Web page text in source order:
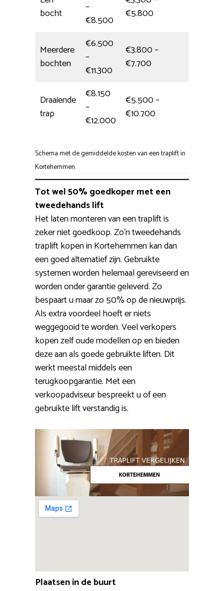
bocht
–
€8.500
€5.800
Meerdere
bochten
€6.500
–
€11.300
€3.800 –
€7.700
Draaiende
trap
€8.150
–
€12.000
€5.500 –
€10.700
Schema met de gemiddelde kosten van een traplift in
Kortehemmen.
Tot wel 50% goedkoper met een
tweedehands lift
Het laten monteren van een traplift is
zeker niet goedkoop. Zo’n tweedehands
traplift kopen in Kortehemmen kan dan
een goed alternatief zijn. Gebruikte
systemen worden helemaal gereviseerd en
worden onder garantie geleverd. Zo
bespaart u maar zo 50% op de nieuwprijs.
Als extra voordeel hoeft er niets
weggegooid te worden. Veel verkopers
kopen zelf oude modellen op en bieden
deze aan als goede gebruikte liften. Dit
werkt meestal middels een
terugkoopgarantie. Met een
verkoopadviseur bespreekt u of een
gebruikte lift verstandig is.
Plaatsen in de buurt